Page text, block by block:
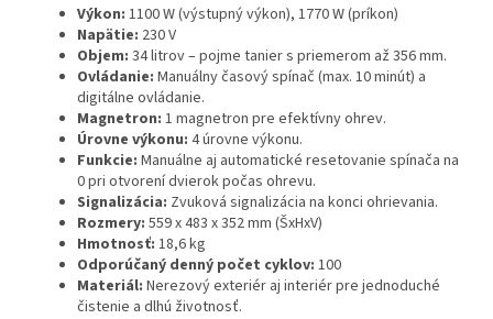
Výkon: 1100 W (výstupný výkon), 1770 W (príkon)
Napätie: 230 V
Objem: 34 litrov – pojme tanier s priemerom až 356 mm.
Ovládanie: Manuálny časový spínač (max. 10 minút) a
digitálne ovládanie.
Magnetron: 1 magnetron pre efektívny ohrev.
Úrovne výkonu: 4 úrovne výkonu.
Funkcie: Manuálne aj automatické resetovanie spínača na
0 pri otvorení dvierok počas ohrevu.
Signalizácia: Zvuková signalizácia na konci ohrievania.
Rozmery: 559 x 483 x 352 mm (ŠxHxV)
Hmotnosť: 18,6 kg
Odporúčaný denný počet cyklov: 100
Materiál: Nerezový exteriér aj interiér pre jednoduché
čistenie a dlhú životnosť.